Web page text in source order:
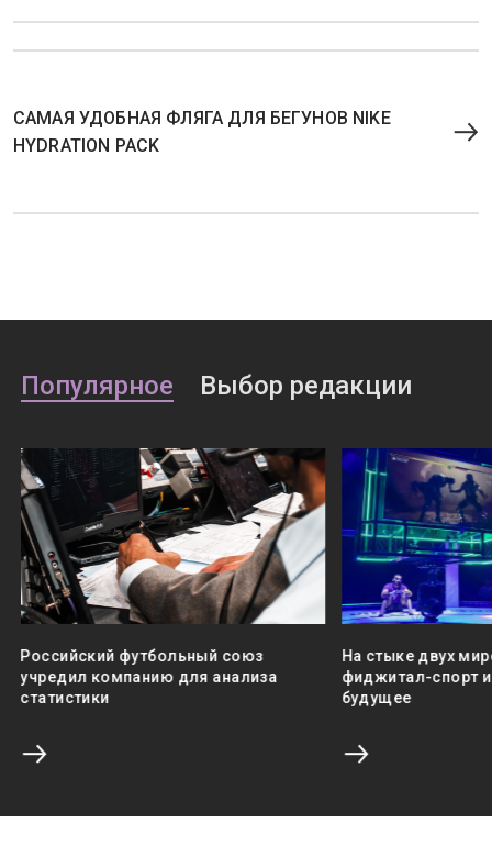
САМАЯ УДОБНАЯ ФЛЯГА ДЛЯ БЕГУНОВ NIKE
HYDRATION PACK
Популярное Выбор редакции
Российский футбольный союз
учредил компанию для анализа
статистики
На стыке двух
фиджитал-спорт
будущее